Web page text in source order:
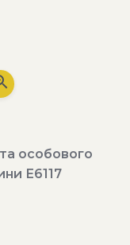
особового
Е6117